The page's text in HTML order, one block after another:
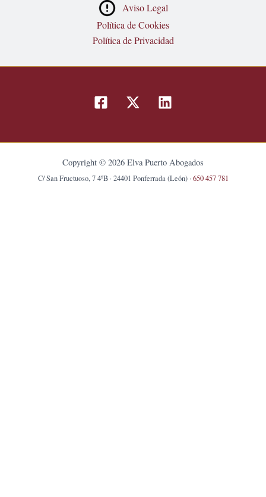
Aviso Legal
Política de Cookies
Política de Privacidad
Copyright © 2026 Elva Puerto Abogados
C/ San Fructuoso, 7 4ºB · 24401 Ponferrada (León) · 650 457 781